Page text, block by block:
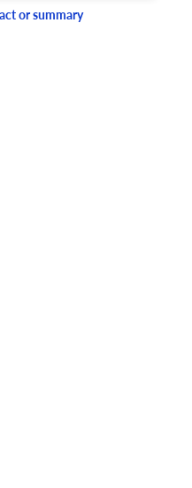
4 Checks
or summary